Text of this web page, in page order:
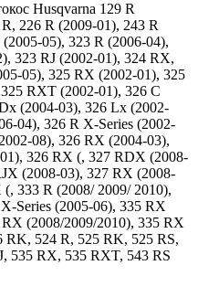
Husqvarna 129 R
226 R (2009-01), 243 R
05), 323 R (2006-04),
323 RJ (2002-01), 324 RX,
05), 325 RX (2002-01), 325
RXT (2002-01), 326 C
(2004-03), 326 Lx (2002-
04), 326 R X-Series (2002-
08), 326 RX (2004-03),
326 RX (, 327 RDX (2008-
(2008-03), 327 RX (2008-
333 R (2008/ 2009/ 2010),
Series (2005-06), 335 RX
(2008/2009/2010), 335 RX
RK, 524 R, 525 RK, 525 RS,
535 RX, 535 RXT, 543 RS